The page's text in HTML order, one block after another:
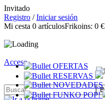
Invitado
Registro /Iniciar sesión
Mi cesta 0 artículosFrikoins: 0 €
Acceso
OFERTAS
RESERVAS
NOVEDADES
FUNKO POP!